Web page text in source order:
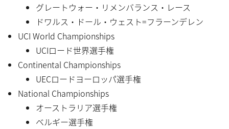
グレートウォー・リメンバランス・レース
ドワルス・ドール・ウェスト=フラーンデレン
UCI World Championships
UCIロード世界選手権
Continental Championships
UECロードヨーロッパ選手権
National Championships
オーストラリア選手権
ベルギー選手権